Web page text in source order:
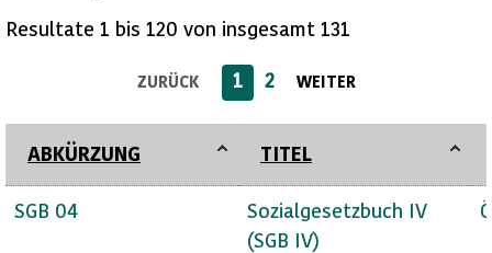
Resultate 1 bis 120 von insgesamt 131
ZURÜCK 1 2 WEITER
ABKÜRZUNG TITEL
SGB 04
Sozialgesetzbuch IV
(SGB IV)